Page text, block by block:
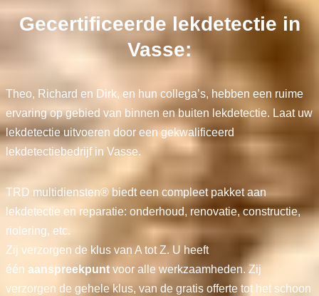
Gecertificeerde lekdetectie in
Vasse:
Theo, Richard en Dirk, en hun collega’s, hebben een ruime
ervaring op gebied van binnen en buiten lekdetectie. Laat uw
lekdetectie uitvoeren door een gekwalificeerd
lekdetectiebedrijf in Vasse.
TRD multidiensten® biedt een compleet pakket aan
lekdetectie en reparatie: onderhoud, renovatie, constructie,
riolering, etc.
Zij verzorgen de klus van A tot Z. U heeft
één aanspreekpuntvoor alle werkzaamheden. Zij
verzorgen de gehele klus, van de gratis offerte tot het schoon